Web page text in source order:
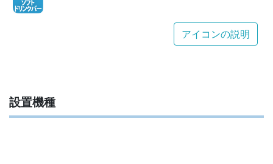
アイコンの説明
設置機種